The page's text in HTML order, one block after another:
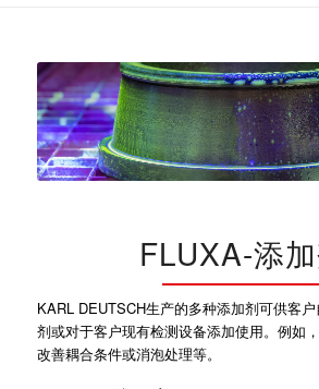
FLUXA-添
KARL DEUTSCH生产的多种添加剂可供客
剂或对于客户现有检测设备添加使用。例如，
改善耦合条件或消泡处理等。